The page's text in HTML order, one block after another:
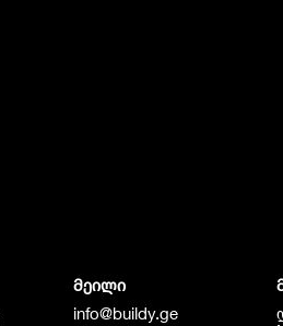
მეილი
info@buildy.ge